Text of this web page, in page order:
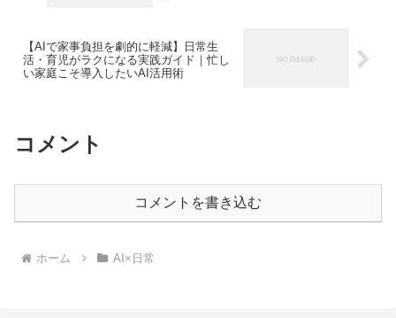
【AIで家事負担を劇的に軽減】日常生
活・育児がラクになる実践ガイド｜忙し
い家庭こそ導入したいAI活用術
コメント
コメントを書き込む
ホーム AI×日常